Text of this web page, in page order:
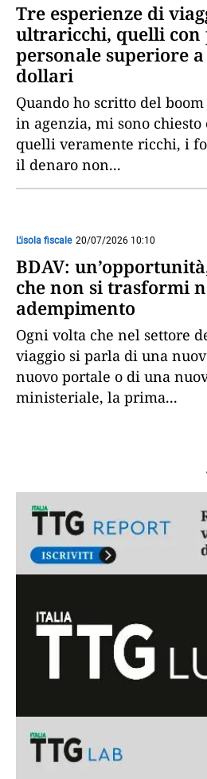
Tre esperienze di
ultraricchi, quelli
personale superiore
dollari
Quando ho scritto del
in agenzia, mi sono chiesto
quelli veramente ricchi, i
il denaro non...
L'isola fiscale 20/07/2026 10:10
BDAV:
che non si trasformi
adempimento
Ogni volta che nel settore
viaggio si parla di una
nuovo portale o di una
ministeriale, la prima...